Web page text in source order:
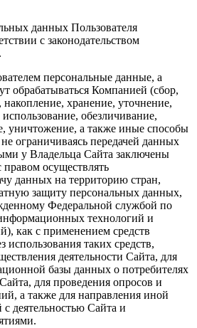
данных Пользователя
с законодательством
персональные данные, а
обрабатываться Компанией (сбор,
накопление, хранение, уточнение,
обезличивание,
уничтожение, а также иные способы
ограничиваясь передачей данных
у Владельца Сайта заключены
осуществлять
данных на территорию стран,
защиту персональных данных,
Федеральной службой по
технологий и
как с применением средств
использования таких средств,
деятельности Сайта, для
базы данных о потребителях
для проведения опросов и
а также для направления иной
деятельностью Сайта и